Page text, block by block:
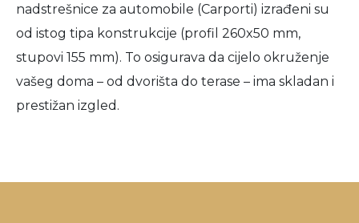
nadstrešnice za automobile (Carporti) izrađeni su
od istog tipa konstrukcije (profil 260x50 mm,
stupovi 155 mm). To osigurava da cijelo okruženje
vašeg doma – od dvorišta do terase – ima skladan i
prestižan izgled.